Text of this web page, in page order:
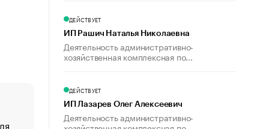
«От спорта тело стареет иначе». Как живет глава
ДЕЙСТВУЕТ
ИП Рашич Наталья Николаевна
Деятельность административно-
хозяйственная комплексная по...
ДЕЙСТВУЕТ
ИП Лазарев Олег Алексеевич
Деятельность административно-